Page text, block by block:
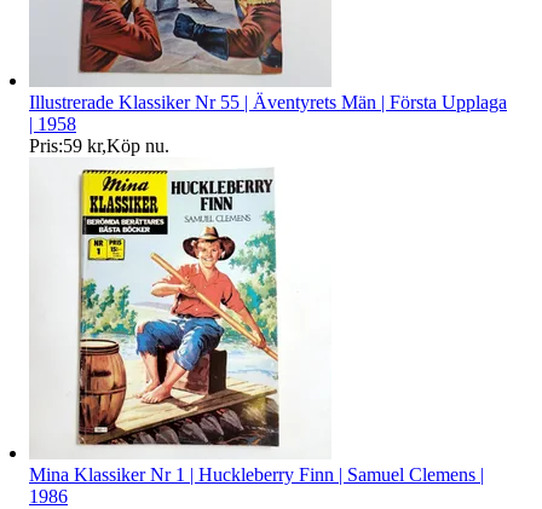
Illustrerade Klassiker Nr 55 | Äventyrets Män | Första Upplaga
| 1958
Pris:59 kr,Köp nu.
Mina Klassiker Nr 1 | Huckleberry Finn | Samuel Clemens |
1986